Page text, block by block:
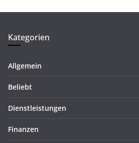
Kategorien
Allgemein
Beliebt
Dienstleistungen
Finanzen